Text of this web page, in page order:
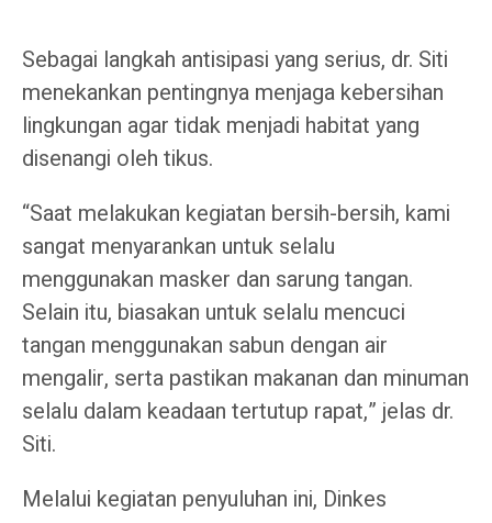
Sebagai langkah antisipasi yang serius, dr. Siti
menekankan pentingnya menjaga kebersihan
lingkungan agar tidak menjadi habitat yang
disenangi oleh tikus.
“Saat melakukan kegiatan bersih-bersih, kami
sangat menyarankan untuk selalu
menggunakan masker dan sarung tangan.
Selain itu, biasakan untuk selalu mencuci
tangan menggunakan sabun dengan air
mengalir, serta pastikan makanan dan minuman
selalu dalam keadaan tertutup rapat,” jelas dr.
Siti.
Melalui kegiatan penyuluhan ini, Dinkes